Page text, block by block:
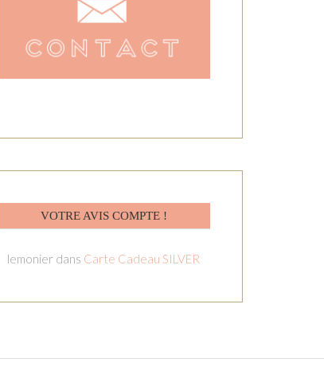
VOTRE AVIS COMPTE !
lemonier dans Carte Cadeau SILVER